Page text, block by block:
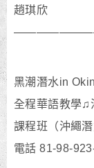
趙琪欣
黑潮潛水in
全程華語教學♫
課程班（沖繩潛
電話 81-98-